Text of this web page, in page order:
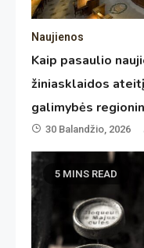
Naujienos
Kaip pasaulio
žiniasklaidos
galimybės
30 Balandžio, 2026
5 MINS READ